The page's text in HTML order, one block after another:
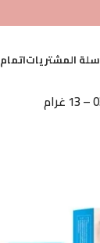
سلة المشتريات